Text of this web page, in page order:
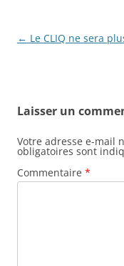
o
k
Navigation
← Le CLIQ ne sera
Laisser un
Votre adresse e-mail
obligatoires sont
Commentaire *